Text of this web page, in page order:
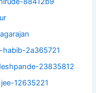
2a365721
23835812
12635221